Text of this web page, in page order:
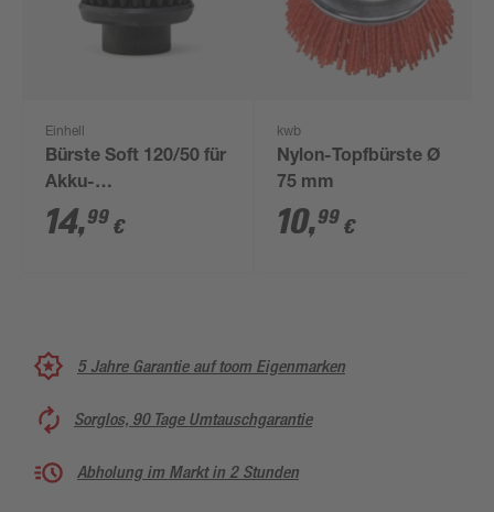
Einhell
Bürste Soft 120/50 für
Akku-
Oberflächenbürste
Picobella 18/90
14,99 €
kwb
Nylon-Topfbürste Ø
75 mm
10,99 €
5 Jahre Garantie auf toom Eigenmarken
Sorglos, 90 Tage Umtauschgarantie
Abholung im Markt in 2 Stunden